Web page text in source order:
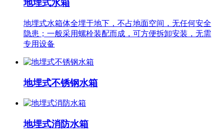
地埋式水箱
地埋式水箱体全埋于地下，不占地面空间，无任何安全
隐患；一般采用螺栓装配而成，可方便拆卸安装，无需
专用设备
地埋式不锈钢水箱
地埋式消防水箱